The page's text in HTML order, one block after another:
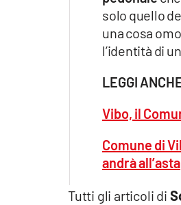
Tutti gli articoli di
solo quello
una cosa
l’identità di
LEGGI
Vibo, il
Comune di
andrà all’asta